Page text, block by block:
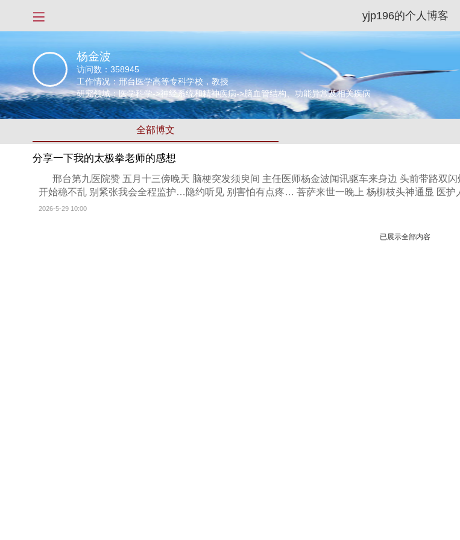
yjp196的个人博客
杨金波
访问数：358945
工作情况：邢台医学高等专科学校，教授
研究领域：医学科学->神经系统和精神疾病->脑血管结构、功能异常及相关疾病
全部博文
分享一下我的太极拳老师的感想
邢台第九医院赞 五月十三傍晚天 脑梗突发须臾间 主任医师杨金波闻讯驱车来身边 头前带路双
开始稳不乱 别紧张我会全程监护…隐约听见 别害怕有点疼… 菩萨来世一晚上 杨柳枝头神通显 医护
2026-5-29 10:00
已展示全部内容